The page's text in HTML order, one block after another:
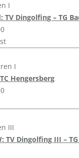
I
TV Dingolfing – TG
I
Hengersberg
III
TV Dingolfing III –